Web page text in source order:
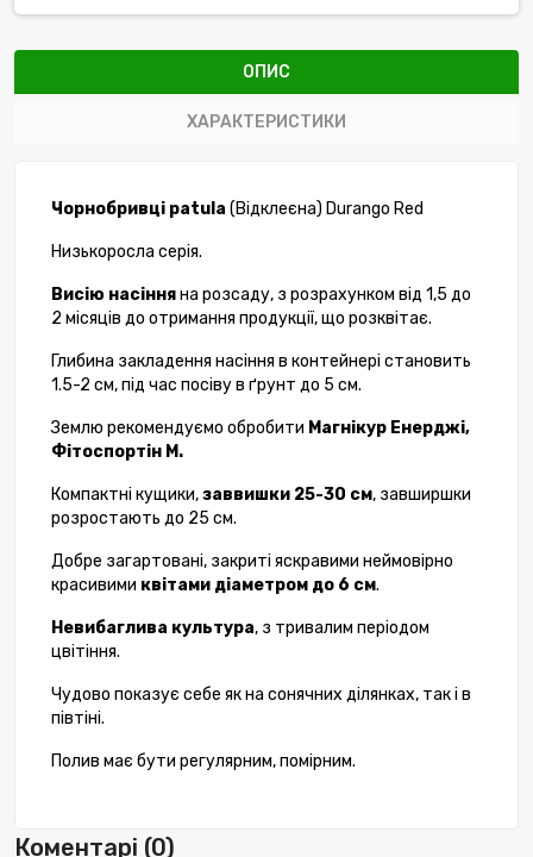
ОПИС
ХАРАКТЕРИСТИКИ
Чорнобривці patula (Відклеєна) Durango Red
Низькоросла серія.
Висію насінняна розсаду, з розрахунком від 1,5 до
2 місяців до отримання продукції, що розквітає.
Глибина закладення насіння в контейнері становить
1.5-2 см, під час посіву в ґрунт до 5 см.
Землю рекомендуємо обробити Магнікур Енерджі,
Фітоспортін М.
Компактні кущики,заввишки 25-30 см, завширшки
розростають до 25 см.
Добре загартовані, закриті яскравими неймовірно
красивими квітами діаметром до 6 см.
Невибаглива культура, з тривалим періодом
цвітіння.
Чудово показує себе як на сонячних ділянках, так і в
півтіні.
Полив має бути регулярним, помірним.
Коментарі (0)